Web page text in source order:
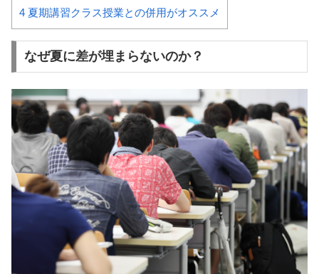
4 夏期講習クラス授業との併用がオススメ
なぜ夏に差が埋まらないのか？